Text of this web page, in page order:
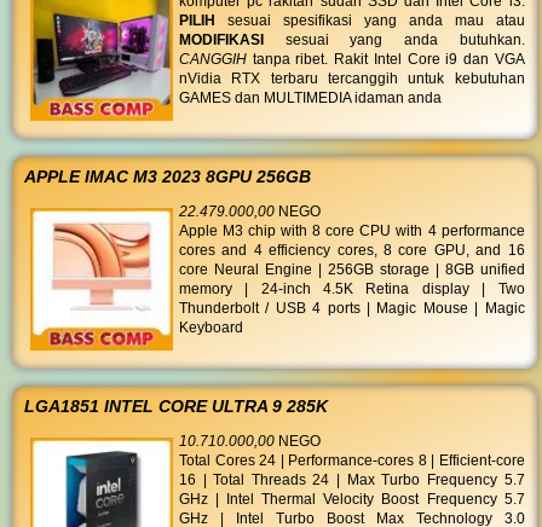
PILIH
sesuai spesifikasi yang anda mau atau
MODIFIKASI
sesuai yang anda butuhkan.
CANGGIH tanpa ribet. Rakit Intel Core i9 dan VGA
nVidia RTX terbaru tercanggih untuk kebutuhan
GAMES dan MULTIMEDIA idaman anda
APPLE IMAC M3 2023 8GPU 256GB
22.479.000,00 NEGO
Apple M3 chip with 8 core CPU with 4 performance
cores and 4 efficiency cores, 8 core GPU, and 16
core Neural Engine | 256GB storage | 8GB unified
memory | 24-inch 4.5K Retina display | Two
Thunderbolt / USB 4 ports | Magic Mouse | Magic
Keyboard
LGA1851 INTEL CORE ULTRA 9 285K
10.710.000,00 NEGO
Total Cores 24 | Performance-cores 8 | Efficient-core
16 | Total Threads 24 | Max Turbo Frequency 5.7
GHz | Intel Thermal Velocity Boost Frequency 5.7
GHz | Intel Turbo Boost Max Technology 3.0